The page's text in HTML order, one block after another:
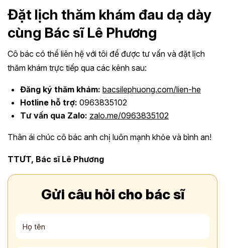
Đặt lịch thăm khám đau dạ dày
cùng Bác sĩ Lê Phương
Cô bác có thể liên hệ với tôi để được tư vấn và đặt lịch
thăm khám trực tiếp qua các kênh sau:
Đăng ký thăm khám: bacsilephuong.com/lien-he
Hotline hỗ trợ: 0963835102
Tư vấn qua Zalo: zalo.me/0963835102
Thân ái chúc cô bác anh chị luôn mạnh khỏe và bình an!
TTƯT, Bác sĩ Lê Phương
Gửi câu hỏi cho bác sĩ